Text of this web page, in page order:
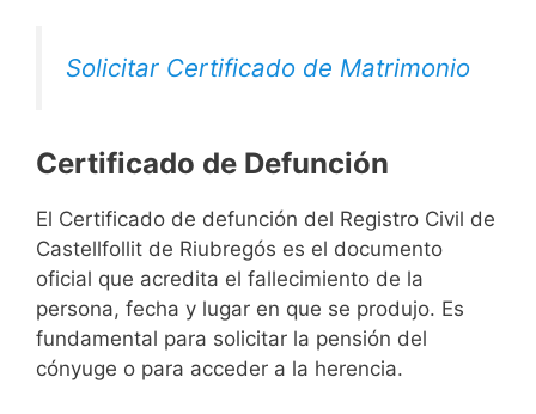
Solicitar Certificado de Matrimonio
Certificado de Defunción
El Certificado de defunción del Registro Civil de
Castellfollit de Riubregós es el documento
oficial que acredita el fallecimiento de la
persona, fecha y lugar en que se produjo. Es
fundamental para solicitar la pensión del
cónyuge o para acceder a la herencia.